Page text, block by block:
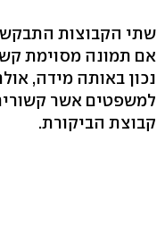
שתי הקבוצות
אם תמונה מסוימת
נכון באותה מידה,
למשפטים אשר
קבוצת הביקורת.